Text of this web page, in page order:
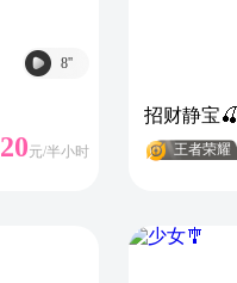
8''
20元/半小时
招财静宝🍒
王者荣耀